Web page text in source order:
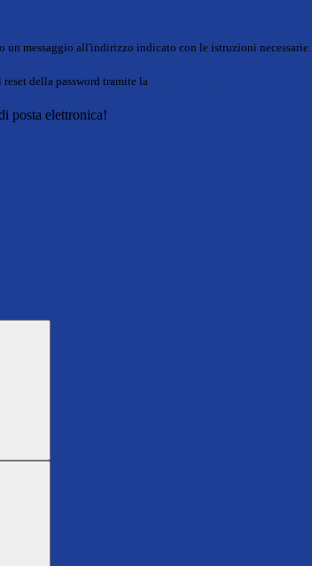
un messaggio all'indirizzo indicato con le istruzioni necessarie.
della password tramite la
posta elettronica!